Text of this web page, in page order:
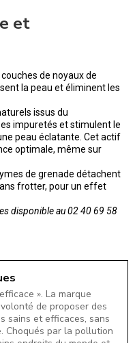
et
de noyaux de
la peau et éliminent les
issus du
impuretés et stimulent le
peau éclatante. Cet actif
optimale, même sur
de grenade détachent
frotter, pour un effet
disponible au 02 40 69 58
». La marque
de proposer des
sains et efficaces, sans
Choqués par la pollution